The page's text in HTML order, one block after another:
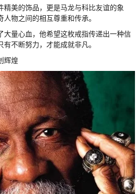
精美的饰品，更是马龙与科比友谊的象
物之间的相互尊重和传承。
大量心血，他希望这枚戒指传递出一种信
不断努力，才能成就非凡。
辉煌